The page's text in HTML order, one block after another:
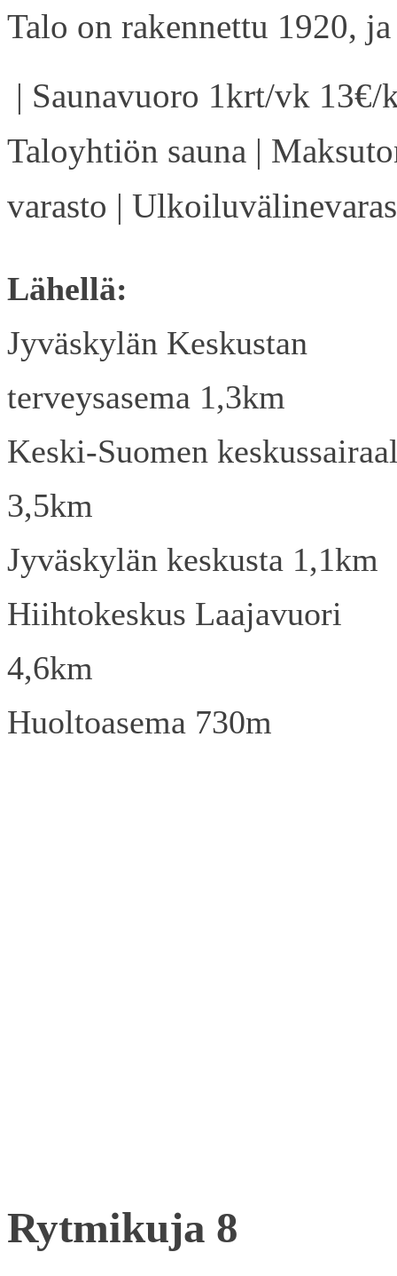
Talo on rakennettu 1920,
| Saunavuoro 1krt/vk
Taloyhtiön sauna |
varasto |
Lähellä:
Jyväskylän Keskustan
terveysasema 1,3km
Keski-Suomen
3,5km
Jyväskylän keskusta 1,1km
Hiihtokeskus Laajavuori
4,6km
Huoltoasema 730m
Rytmikuja 8